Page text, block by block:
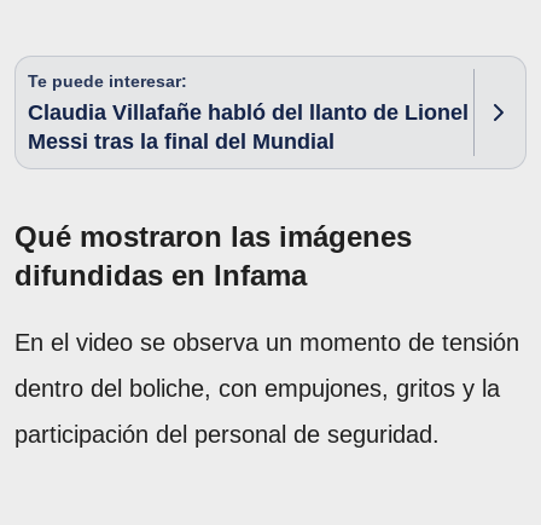
Te puede interesar:
Claudia Villafañe habló del llanto de Lionel
Messi tras la final del Mundial
Qué mostraron las imágenes
difundidas en Infama
En el video se observa un momento de tensión
dentro del boliche, con empujones, gritos y la
participación del personal de seguridad.